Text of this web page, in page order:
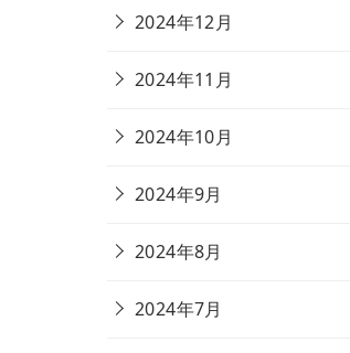
2024年12月
2024年11月
2024年10月
2024年9月
2024年8月
2024年7月